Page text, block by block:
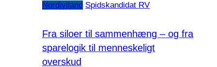
Nordjylland Spidskandidat RV
Fra siloer til sammenhæng – og fra
sparelogik til menneskeligt
overskud